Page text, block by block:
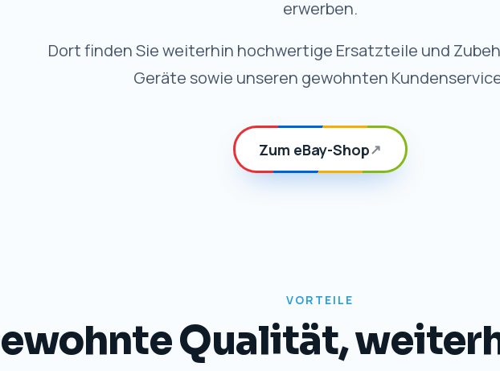
erwerben.
Dort finden Sie weiterhin hochwertige Ersatzteile und
Geräte sowie unseren gewohnten
Zum eBay-Shop ↗
VORTEILE
Qualität,